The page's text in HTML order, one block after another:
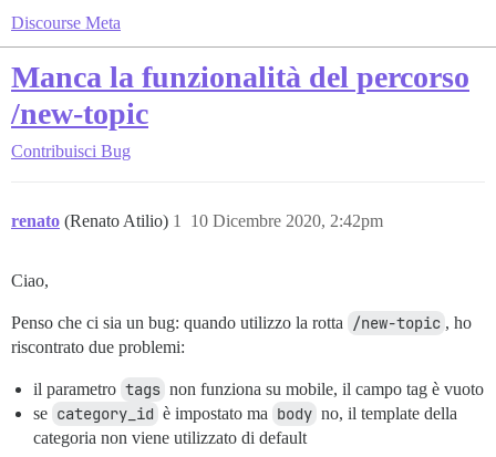
Discourse Meta
Manca la funzionalità del percorso
/new-topic
Contribuisci Bug
renato (Renato Atilio) 10 Dicembre 2020, 2:42pm
1
Ciao,
Penso che ci sia un bug: quando utilizzo la rotta /new-topic , ho
riscontrato due problemi:
il parametro tags non funziona su mobile, il campo tag è vuoto
se category_id è impostato ma body no, il template della
categoria non viene utilizzato di default